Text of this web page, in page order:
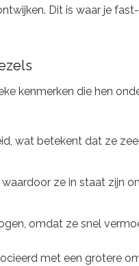
Dit is waar je
kenmerken die hen
wat betekent dat ze
ze in staat zijn
omdat ze snel
met een grotere